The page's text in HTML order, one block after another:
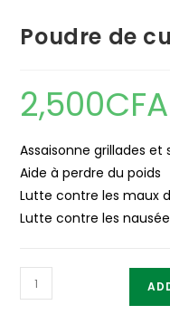
Poudre de
2,500CFA
Assaisonne grillades et
Aide à perdre du poids
Lutte contre les maux
Lutte contre les
Poudre
de